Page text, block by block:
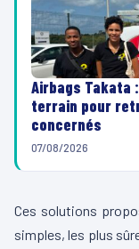
Airbags Takata
terrain pour
concernés
07/08/2026
Ces solutions
simples, les plus